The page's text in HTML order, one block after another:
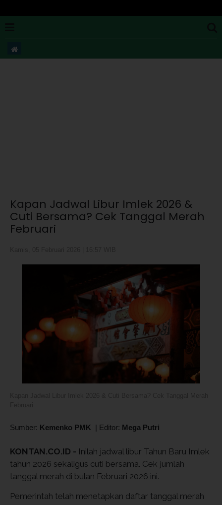
Kapan Jadwal Libur Imlek 2026 &
Cuti Bersama? Cek Tanggal Merah
Februari
Sumber: Kemenko PMK | Editor: Mega Putri
KONTAN.CO.ID - Inilah jadwal libur Tahun Baru Imlek
tahun 2026 sekaligus cuti bersama. Cek jumlah
tanggal merah di bulan Februari 2026 ini.
Pemerintah telah menetapkan daftar tanggal merah